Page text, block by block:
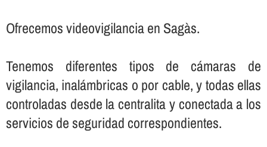
Ofrecemos videovigilancia en Sagàs.
Tenemos diferentes tipos de cámaras de
vigilancia, inalámbricas o por cable, y todas ellas
controladas desde la centralita y conectada a los
servicios de seguridad correspondientes.